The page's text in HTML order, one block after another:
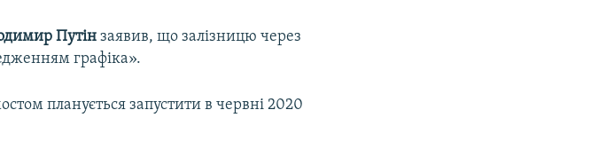
Путін заявив, що залізницю через
графіка».
планується запустити в червні 2020